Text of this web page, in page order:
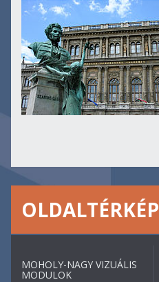
OLDALTÉRKÉP
MOHOLY-NAGY VIZUÁLIS
MODULOK